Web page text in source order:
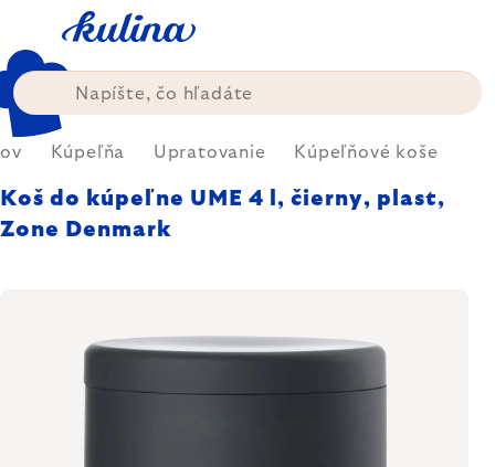
obsah
Kúpeľňa Upratovanie Kúpeľňové koše
Koš do kúpeľne UME 4 l, čierny, plast,
Zone Denmark